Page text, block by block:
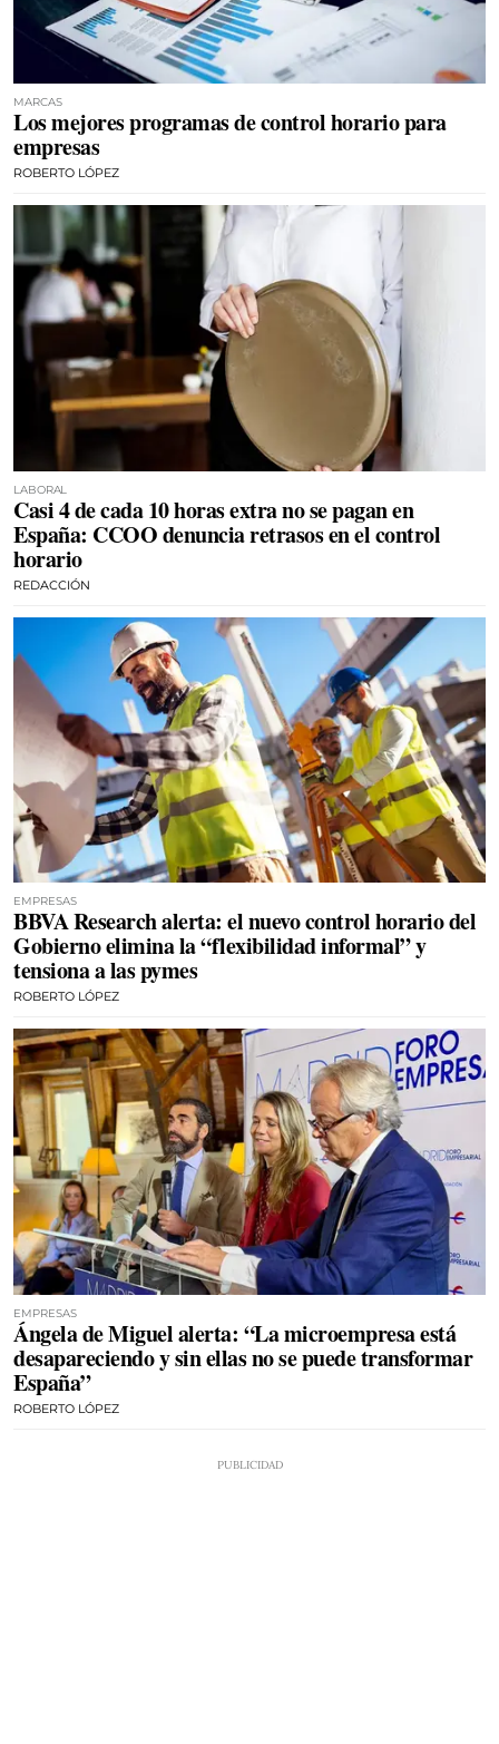
MARCAS
Los mejores programas de control horario para
empresas
ROBERTO LÓPEZ
LABORAL
Casi 4 de cada 10 horas extra no se pagan en
España: CCOO denuncia retrasos en el control
horario
REDACCIÓN
EMPRESAS
BBVA Research alerta: el nuevo control horario del
Gobierno elimina la “flexibilidad informal” y
tensiona a las pymes
ROBERTO LÓPEZ
EMPRESAS
Ángela de Miguel alerta: “La microempresa está
desapareciendo y sin ellas no se puede transformar
España”
ROBERTO LÓPEZ